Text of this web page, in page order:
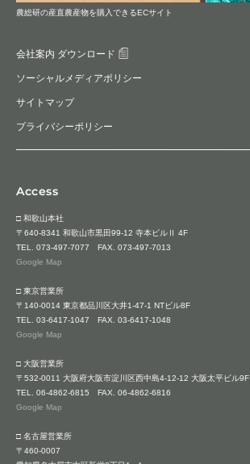
農総研の産直農産物を購入できるECサイト
会社案内 ダウンロード
ソーシャルメディアポリシー
サイトマップ
プライバシーポリシー
Access
□ 和歌山本社
〒640-8341 和歌山市黒田99-12 寺本ビルⅡ 4F
TEL. 073-497-7077 FAX. 073-497-7013
Google Map
□ 東京営業所
〒140-0014 東京都品川区大井1-47-1 NTビル8F
TEL. 03-6417-1047 FAX. 03-6417-1048
Google Map
□ 大阪営業所
〒532-0011 大阪府大阪市淀川区西中島4-12-12 大阪太平ビル9F
TEL. 06-4862-6815 FAX. 06-4862-6816
Google Map
□ 名古屋営業所
〒460-0007